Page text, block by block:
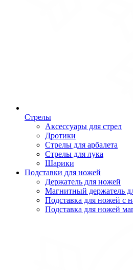
Стрелы
Аксессуары для стрел
Дротики
Стрелы для арбалета
Стрелы для лука
Шарики
Подставки для ножей
Держатель для ножей
Магнитный держатель
Подставка для ножей с
Подставка для ножей